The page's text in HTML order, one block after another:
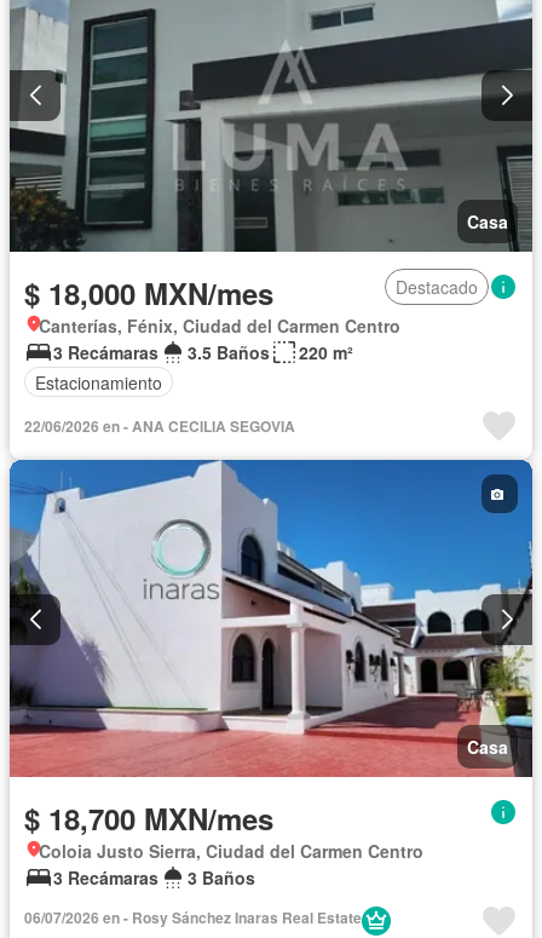
Casa
$ 18,000 MXN/mes
Destacado
Canterías, Fénix, Ciudad del Carmen Centro
3 Recámaras
3.5 Baños
220 m²
Estacionamiento
22/06/2026 en - ANA CECILIA SEGOVIA
Casa
$ 18,700 MXN/mes
Coloia Justo Sierra, Ciudad del Carmen Centro
3 Recámaras
3 Baños
06/07/2026 en - Rosy Sánchez Inaras Real Estate